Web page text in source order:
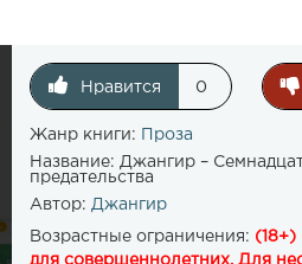
Нравится 0
Жанр книги:
Проза
Название: Джангир –
предательства
Автор: Джангир
Возрастные ограничения: (18+)
для совершеннолетних. Для